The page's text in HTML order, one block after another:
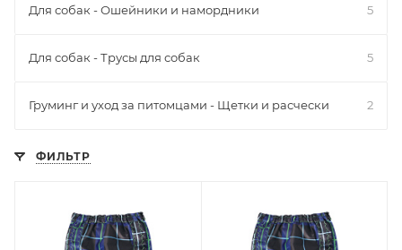
Для собак - Ошейники и намордники 5
Для собак - Трусы для собак 5
Груминг и уход за питомцами - Щетки и расчески 2
ФИЛЬТР